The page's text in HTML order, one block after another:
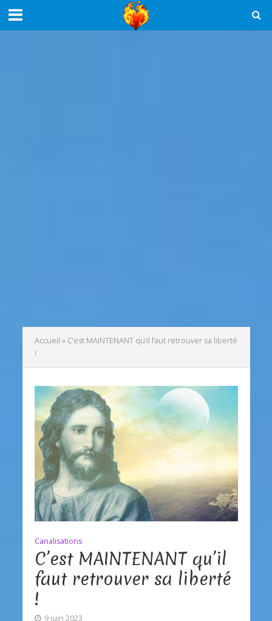
Accueil » C’est MAINTENANT qu’il faut retrouver sa liberté
!
Canalisations
C’est MAINTENANT qu’il
faut retrouver sa liberté
!
9 juin 2023